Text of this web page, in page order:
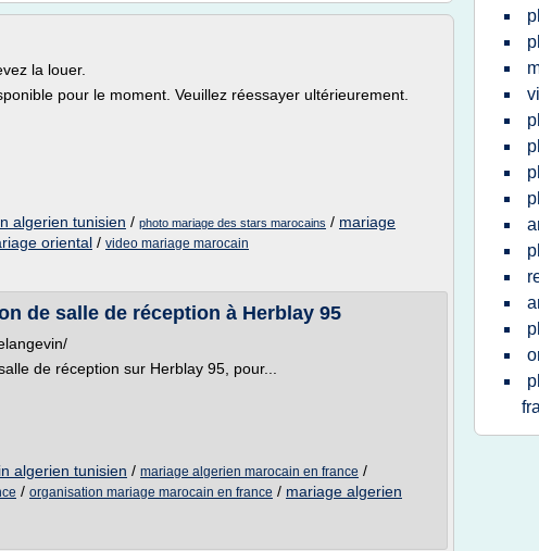
la louer.
pour le moment. Veuillez réessayer ultérieurement.
algerien tunisien / photo mariage des stars marocains / mariage
oriental / video mariage marocain
de salle de réception à Herblay 95
de réception sur Herblay 95, pour...
algerien tunisien / mariage algerien marocain en france /
/ organisation mariage marocain en france / mariage algerien